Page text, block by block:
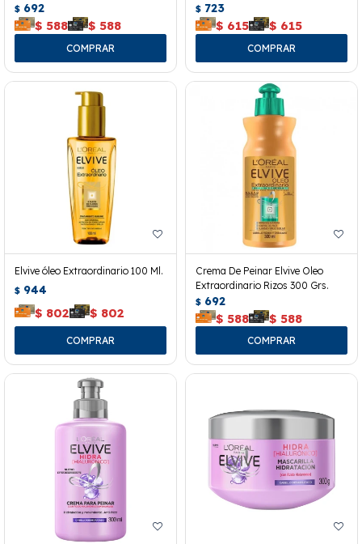
$ 692
$ 588 $ 588
$ 723
$ 615 $ 615
Elvive óleo Extraordinario 100 Ml.
$ 944
$ 802 $ 802
Crema De Peinar Elvive Oleo
Extraordinario Rizos 300 Grs.
$ 692
$ 588 $ 588